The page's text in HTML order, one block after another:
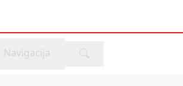
menu
Navigacija